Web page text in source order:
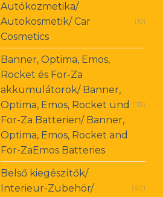
Autókozmetika/
Autokosmetik/ Car
Cosmetics
(10)
Banner, Optima, Emos,
Rocket és For-Za
akkumulátorok/ Banner,
Optima, Emos, Rocket und
For-Za Batterien/ Banner,
Optima, Emos, Rocket and
For-ZaEmos Batteries
(115)
Belső kiegészítők/
Interieur-Zubehör/
(42)